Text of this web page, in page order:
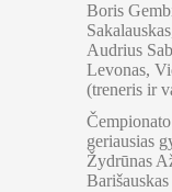
Boris
Audrius
Levonas,
(treneris ir
geriausias
Žydrūnas